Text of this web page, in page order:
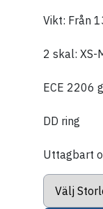
Vikt: Från
2 skal: XS-
ECE 2206
DD ring
Uttagbart